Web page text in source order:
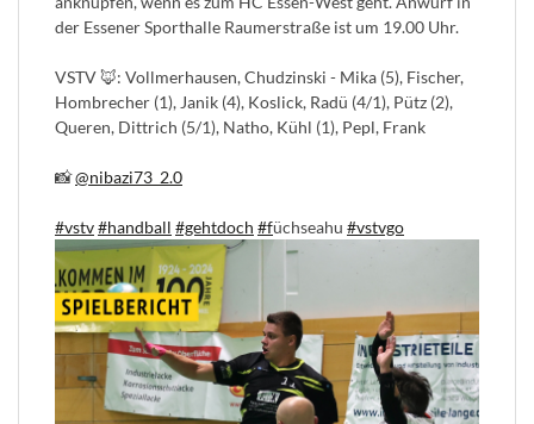
der Essener Sporthalle Raumerstraße ist um 19.00 Uhr.
VSTV 🦊: Vollmerhausen, Chudzinski - Mika (5), Fischer,
Hombrecher (1), Janik (4), Koslick, Radü (4/1), Pütz (2),
Queren, Dittrich (5/1), Natho, Kühl (1), Pepl, Frank
📸@nibazi73_2.0
#vstv#handball #gehtdoch #füchseahu #vstvgo